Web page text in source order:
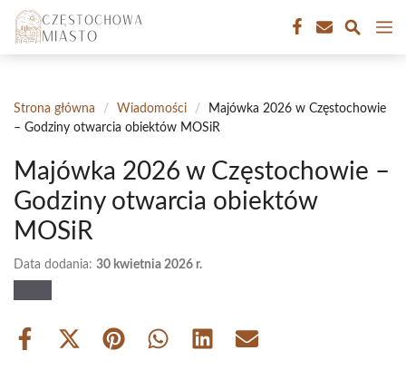
Przejdź
treści
Strona główna / Wiadomości /
Majówka 2026 w Częstochowie
– Godziny otwarcia obiektów MOSiR
Majówka 2026 w Częstochowie –
Godziny otwarcia obiektów
MOSiR
Data dodania: 30 kwietnia 2026 r.
Share
Share Share Share Share Share